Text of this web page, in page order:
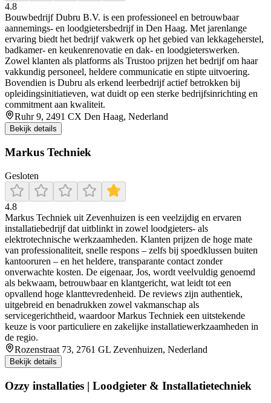
4.8
Bouwbedrijf Dubru B.V. is een professioneel en betrouwbaar
aannemings- en loodgietersbedrijf in Den Haag. Met jarenlange
ervaring biedt het bedrijf vakwerk op het gebied van lekkageherstel,
badkamer- en keukenrenovatie en dak- en loodgieterswerken.
Zowel klanten als platforms als Trustoo prijzen het bedrijf om haar
vakkundig personeel, heldere communicatie en stipte uitvoering.
Bovendien is Dubru als erkend leerbedrijf actief betrokken bij
opleidingsinitiatieven, wat duidt op een sterke bedrijfsinrichting en
commitment aan kwaliteit.
Ruhr 9, 2491 CX Den Haag, Nederland
Bekijk details
Markus Techniek
Gesloten
4.8
Markus Techniek uit Zevenhuizen is een veelzijdig en ervaren
installatiebedrijf dat uitblinkt in zowel loodgieters- als
elektrotechnische werkzaamheden. Klanten prijzen de hoge mate
van professionaliteit, snelle respons – zelfs bij spoedklussen buiten
kantooruren – en het heldere, transparante contact zonder
onverwachte kosten. De eigenaar, Jos, wordt veelvuldig genoemd
als bekwaam, betrouwbaar en klantgericht, wat leidt tot een
opvallend hoge klanttevredenheid. De reviews zijn authentiek,
uitgebreid en benadrukken zowel vakmanschap als
servicegerichtheid, waardoor Markus Techniek een uitstekende
keuze is voor particuliere en zakelijke installatiewerkzaamheden in
de regio.
Rozenstraat 73, 2761 GL Zevenhuizen, Nederland
Bekijk details
Ozzy installaties | Loodgieter & Installatietechniek